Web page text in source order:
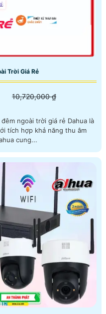
Trời Giá Rẻ
10,720,000 ₫
ngoài trời giá rẻ Dahua là
tích hợp khả năng thu âm
Dahua cung...